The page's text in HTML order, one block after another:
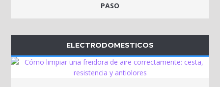
PASO
ELECTRODOMESTICOS